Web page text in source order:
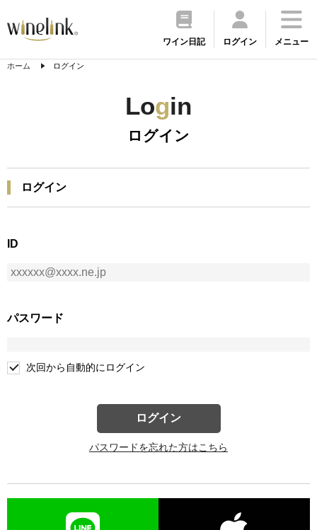
ワイン日記 ログイン メニュー
ホーム ログイン
Login
ログイン
ログイン
ID
パスワード
次回から自動的にログイン
ログイン
パスワードを忘れた方はこちら